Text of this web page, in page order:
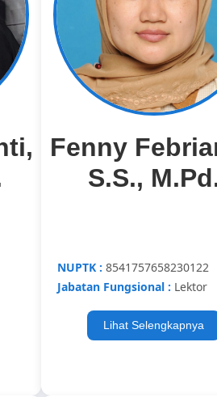
Fenny
S.S.,
NUPTK : 8541757658230122
Jabatan Fungsional : Lektor
Lihat Selengkapnya